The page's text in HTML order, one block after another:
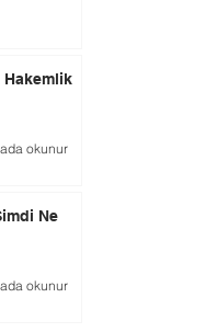
Hakemlik
okunur
Ne
okunur